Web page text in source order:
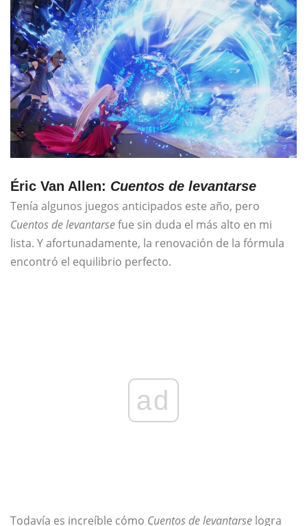
Éric Van Allen: Cuentos de levantarse
Tenía algunos juegos anticipados este año, pero
Cuentos de levantarsefue sin duda el más alto en mi
lista. Y afortunadamente, la renovación de la fórmula
encontró el equilibrio perfecto.
ad
Todavía es increíble cómo Cuentos de levantarse logra